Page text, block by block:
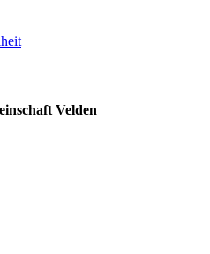
Velden